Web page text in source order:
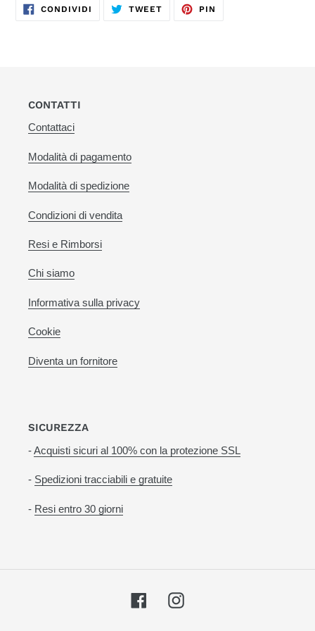
CONDIVIDI CONDIVIDITWEET TWITTA PIN
CONTATTI
Contattaci
Modalità di pagamento
Modalità di spedizione
Condizioni di vendita
Resi e Rimborsi
Chi siamo
Informativa sulla privacy
Cookie
Diventa un fornitore
SICUREZZA
-Acquisti sicuri al 100% con la protezione SSL
- Spedizioni tracciabili e gratuite
- Resi entro 30 giorni
FacebookInstagram